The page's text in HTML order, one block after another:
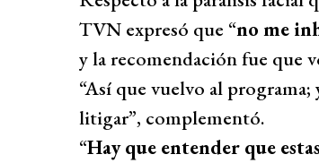
TVN expresó que “no me
y la recomendación fue que
“Así que vuelvo al
litigar”, complementó.
“Hay que entender que